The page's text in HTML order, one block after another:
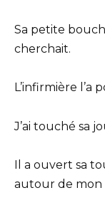
Sa petite
cherchait.
L’infirmière l’a
J’ai touché sa
Il a ouvert sa
autour de mon